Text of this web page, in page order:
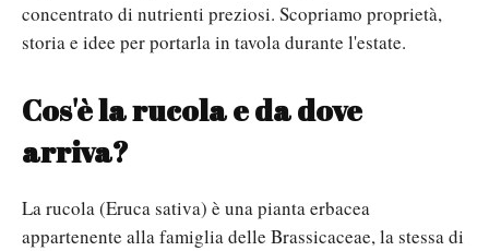
concentrato di nutrienti preziosi. Scopriamo proprietà,
storia e idee per portarla in tavola durante l'estate.
Cos'è la rucola e da dove
arriva?
La rucola (Eruca sativa) è una pianta erbacea
appartenente alla famiglia delle Brassicaceae, la stessa di